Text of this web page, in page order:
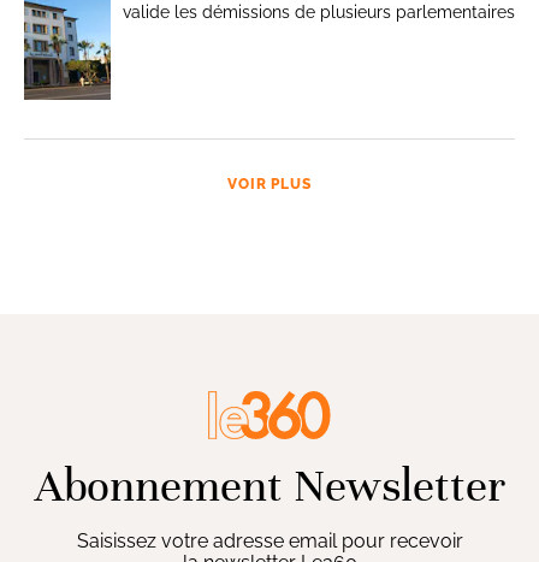
valide les démissions de plusieurs parlementaires
VOIR PLUS
Abonnement Newsletter
Saisissez votre adresse email pour recevoir